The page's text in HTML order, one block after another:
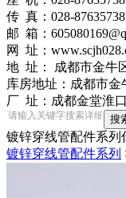
传 真：028-87635738
邮 箱：
网 址：
地 址： 成都市金牛
库房地址：成都市
厂 址：成都金堂淮
镀锌穿线管配件系列
镀锌穿线管配件系列